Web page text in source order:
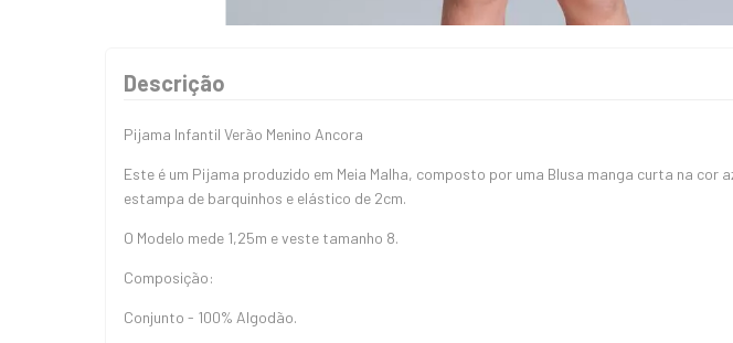
Descrição
Pijama Infantil Verão Menino Ancora
Este é um Pijama produzido em Meia Malha, composto por uma Blusa manga curta na
estampa de barquinhos e elástico de 2cm.
O Modelo mede 1,25m e veste tamanho 8.
Composição:
Conjunto - 100% Algodão.